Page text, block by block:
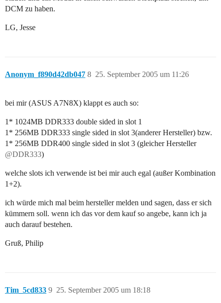
DCM zu haben.
LG, Jesse
Anonym_f890d42db047 25. September 2005 um 11:26
8
bei mir (ASUS A7N8X) klappt es auch so:
1* 1024MB DDR333 double sided in slot 1
1* 256MB DDR333 single sided in slot 3(anderer Hersteller) bzw.
1* 256MB DDR400 single sided in slot 3 (gleicher Hersteller
@DDR333)
welche slots ich verwende ist bei mir auch egal (außer Kombination
1+2).
ich würde mich mal beim hersteller melden und sagen, dass er sich
kümmern soll. wenn ich das vor dem kauf so angebe, kann ich ja
auch darauf bestehen.
Gruß, Philip
Tim_5cd833 25. September 2005 um 18:18
9